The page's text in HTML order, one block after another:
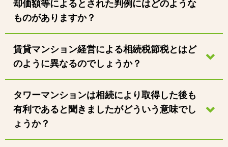
却価額等によるとされた判例にはどのような
ものがありますか？
賃貸マンション経営による相続税節税とはど
のように異なるのでしょうか？
タワーマンションは相続により取得した後も
有利であると聞きましたがどういう意味でし
ょうか？